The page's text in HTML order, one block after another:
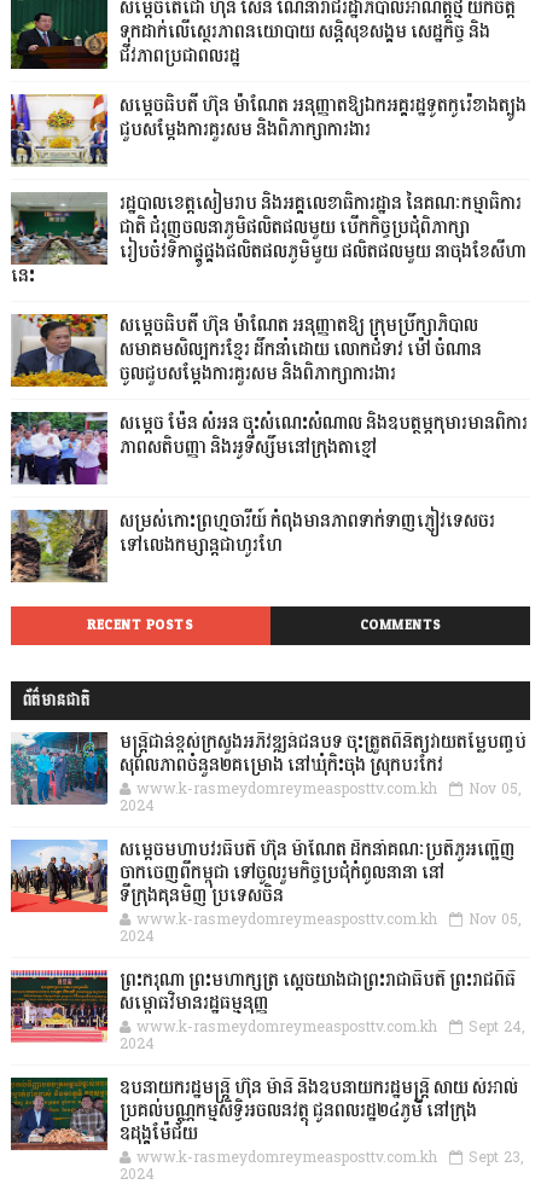
សម្តេចតេជោ ហ៊ុន សែន ណែនាំរាជរដ្ឋាភិបាលអាណត្តិថ្មី យកចិត្ត
ទុកដាក់លើស្ថេរភាពនយោបាយ សន្តិសុខសង្គម សេដ្ឋកិច្ច និង
ជីវភាពប្រជាពលរដ្ឋ
សម្តេចធិបតី ហ៊ុន ម៉ាណែត អនុញ្ញាតឱ្យឯកអគ្គរដ្ឋទូតកូរ៉េខាងត្បូង
ជួបសម្តែងការគួរសម និងពិភាក្សាការងារ
រដ្ឋបាលខេត្តសៀមរាប និងអគ្គលេខាធិការដ្ឋាន នៃគណៈកម្មាធិការ
ជាតិ ជំរុញចលនាភូមិផលិតផលមួយ បើកកិច្ចប្រជុំពិភាក្សា
រៀបចំវទិកាផ្គូផ្គងផលិតផលភូមិមួយ ផលិតផលមួយ នាចុងខែសីហា
នេះ
សម្តេចធិបតី ហ៊ុន ម៉ាណែត អនុញ្ញាតឱ្យ ក្រុមប្រឹក្សាភិបាល
សមាគមសិល្បករខ្មែរ ដឹកនាំដោយ លោកជំទាវ ម៉ៅ ចំណាន
ចូលជួបសម្ដែងការគួរសម និងពិភាក្សាការងារ
សម្តេច ម៉ែន សំអន ចុះសំណេះសំណាល និងឧបត្ថម្ភកុមារមានពិការ
ភាពសតិបញ្ញា និងអូទីស្សឹមនៅក្រុងតាខ្មៅ
សម្រស់កោះព្រហ្មចារីយ៍ កំពុងមានភាពទាក់ទាញភ្ញៀវទេសចរ
ទៅលេងកម្សាន្តជាហូរហែ
RECENT POSTS COMMENTS
ព័ត៌មានជាតិ
មន្ត្រីជាន់ខ្ពស់ក្រសួងអភិវឌ្ឍន៍ជនបទ ចុះត្រួតពិនិត្យវាយតម្លៃបញ្ចប់
សុពលភាពចំនួន២គម្រោង នៅឃុំកិះចុង ស្រុកបរកែវ
www.k-rasmeydomreymeasposttv.com.kh Nov 05,
2024
សម្តេចមហាបវរធិបតី ហ៊ុន ម៉ាណែត ដឹកនាំគណៈប្រតិភូអញ្ជើញ
ចាកចេញពីកម្ពុជា ទៅចូលរួមកិច្ចប្រជុំកំពូលនានា នៅ
ទីក្រុងគុនមិញ ប្រទេសចិន
www.k-rasmeydomreymeasposttv.com.kh Nov 05,
2024
ព្រះករុណា ព្រះមហាក្សត្រ ស្តេចយាងជាព្រះរាជាធិបតី ព្រះរាជពិធី
សម្ពោធវិមានរដ្ឋធម្មនុញ្ញ
www.k-rasmeydomreymeasposttv.com.kh Sept 24,
2024
ឧបនាយករដ្ឋមន្ដ្រី ហ៊ុន ម៉ានី និងឧបនាយករដ្ឋមន្ដ្រី សាយ សំអាល់
ប្រគល់បណ្ណកម្មសិទ្ធិអចលនវត្ថុ ជូនពលរដ្ឋ២៤ភូមិ នៅក្រុង
ឧដុង្គម៉ែជ័យ
www.k-rasmeydomreymeasposttv.com.kh Sept 23,
2024